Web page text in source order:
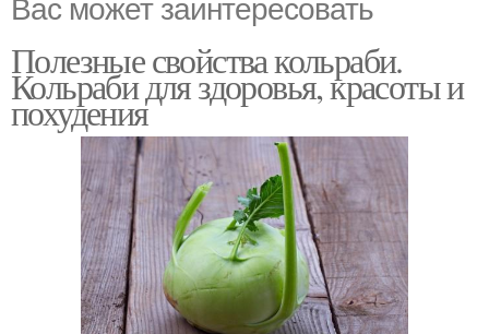
Полезные свойства кольраби.
Кольраби для здоровья, красоты и
похудения